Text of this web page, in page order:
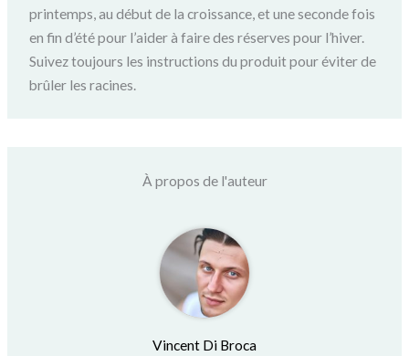
printemps, au début de la croissance, et une seconde fois
en fin d’été pour l’aider à faire des réserves pour l’hiver.
Suivez toujours les instructions du produit pour éviter de
brûler les racines.
À propos de l'auteur
Vincent Di Broca